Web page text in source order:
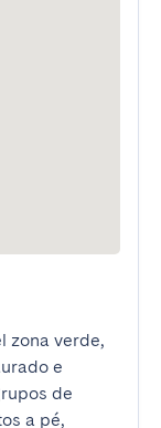
zona verde,
e
de
a pé,